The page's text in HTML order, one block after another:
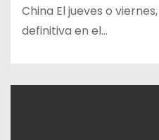
China El jueves o
definitiva en el…